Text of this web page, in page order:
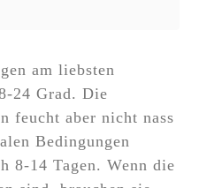
am liebsten
24 Grad. Die
feucht aber nicht nass
Bedingungen
8-14 Tagen. Wenn die